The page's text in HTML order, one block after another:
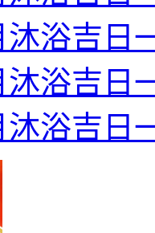
沐浴吉日
沐浴吉日
沐浴吉日